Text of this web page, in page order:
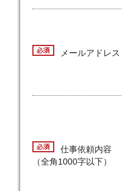
必須
メールアドレス
必須
仕事依頼内容
（全角1000字以下）